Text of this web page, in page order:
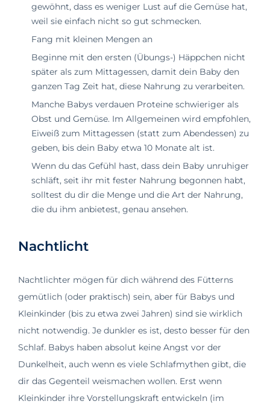
gewöhnt, dass es weniger Lust auf die Gemüse hat,
weil sie einfach nicht so gut schmecken.
Fang mit kleinen Mengen an
Beginne mit den ersten (Übungs-) Häppchen nicht
später als zum Mittagessen, damit dein Baby den
ganzen Tag Zeit hat, diese Nahrung zu verarbeiten.
Manche Babys verdauen Proteine schwieriger als
Obst und Gemüse. Im Allgemeinen wird empfohlen,
Eiweiß zum Mittagessen (statt zum Abendessen) zu
geben, bis dein Baby etwa 10 Monate alt ist.
Wenn du das Gefühl hast, dass dein Baby unruhiger
schläft, seit ihr mit fester Nahrung begonnen habt,
solltest du dir die Menge und die Art der Nahrung,
die du ihm anbietest, genau ansehen.
Nachtlicht
Nachtlichter mögen für dich während des Fütterns
gemütlich (oder praktisch) sein, aber für Babys und
Kleinkinder (bis zu etwa zwei Jahren) sind sie wirklich
nicht notwendig. Je dunkler es ist, desto besser für den
Schlaf. Babys haben absolut keine Angst vor der
Dunkelheit, auch wenn es viele Schlafmythen gibt, die
dir das Gegenteil weismachen wollen. Erst wenn
Kleinkinder ihre Vorstellungskraft entwickeln (im